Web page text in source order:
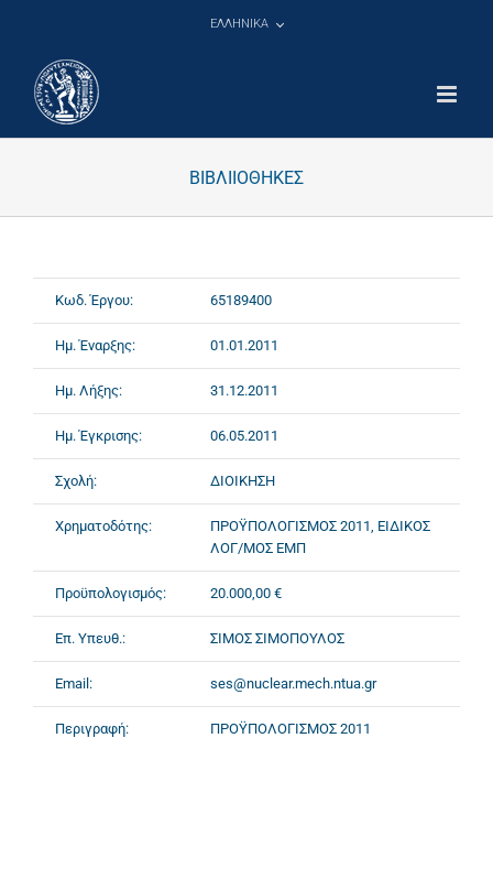
ΕΛΛΗΝΙΚΑ
ΒΙΒΛΙΙΟΘΗΚΕΣ
Κωδ. Έργου: 65189400
Ημ. Έναρξης: 01.01.2011
Ημ. Λήξης: 31.12.2011
Ημ. Έγκρισης: 06.05.2011
Σχολή: ΔΙΟΙΚΗΣΗ
Χρηματοδότης:
ΠΡΟΫΠΟΛΟΓΙΣΜΟΣ 2011, ΕΙΔΙΚΟΣ
ΛΟΓ/ΜΟΣ ΕΜΠ
Προϋπολογισμός: 20.000,00 €
Επ. Υπευθ.: ΣΙΜΟΣ ΣΙΜΟΠΟΥΛΟΣ
Email: ses@nuclear.mech.ntua.gr
Περιγραφή: ΠΡΟΫΠΟΛΟΓΙΣΜΟΣ 2011